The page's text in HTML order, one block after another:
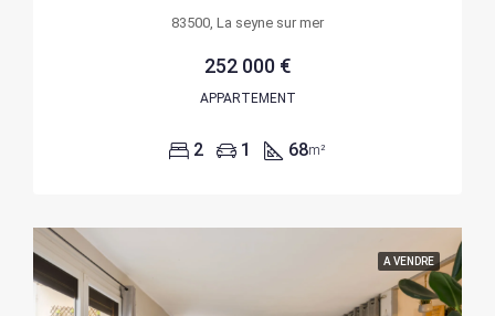
83500, La seyne sur mer
252 000 €
APPARTEMENT
2 1 68m²
A VENDRE